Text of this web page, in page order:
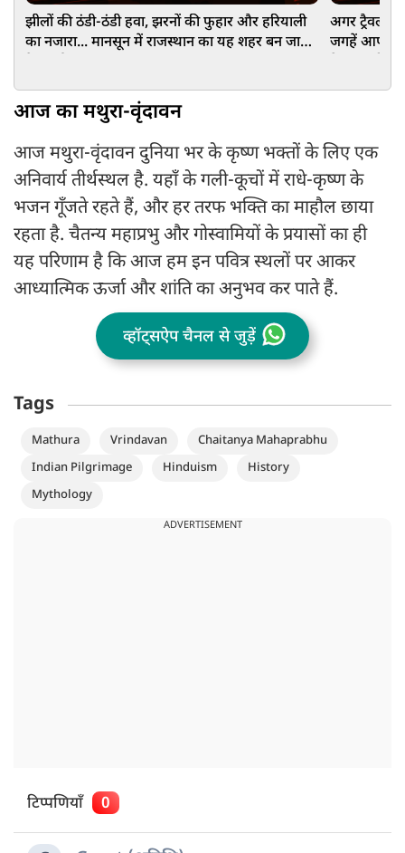
झीलों की ठंडी-ठंडी हवा, झरनों की फुहार और हरियाली
का नजारा... मानसून में राजस्थान का यह शहर बन जाता
अगर ट्रैवल के
जगहें आपकी
आज का मथुरा-वृंदावन
आज मथुरा-वृंदावन दुनिया भर के कृष्ण भक्तों के लिए एक
अनिवार्य तीर्थस्थल है. यहाँ के गली-कूचों में राधे-कृष्ण के
भजन गूँजते रहते हैं, और हर तरफ भक्ति का माहौल छाया
रहता है. चैतन्य महाप्रभु और गोस्वामियों के प्रयासों का ही
यह परिणाम है कि आज हम इन पवित्र स्थलों पर आकर
आध्यात्मिक ऊर्जा और शांति का अनुभव कर पाते हैं.
व्हॉट्सऐप चैनल से जुड़ें
Tags
Mathura Vrindavan
Chaitanya Mahaprabhu
Indian Pilgrimage
Hinduism
History
Mythology
ADVERTISEMENT
टिप्पणियाँ 0